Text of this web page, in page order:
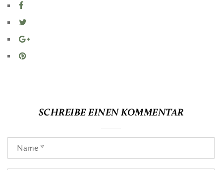
SCHREIBE EINEN KOMMENTAR